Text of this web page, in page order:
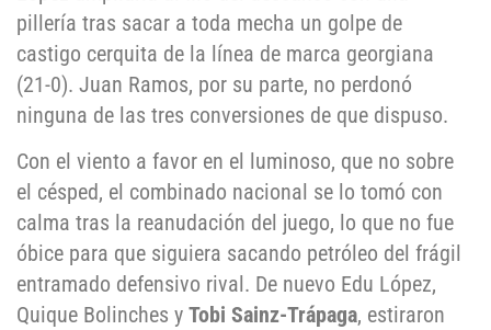
pillería tras sacar a toda mecha un golpe de
castigo cerquita de la línea de marca georgiana
(21-0). Juan Ramos, por su parte, no perdonó
ninguna de las tres conversiones de que dispuso.
Con el viento a favor en el luminoso, que no sobre
el césped, el combinado nacional se lo tomó con
calma tras la reanudación del juego, lo que no fue
óbice para que siguiera sacando petróleo del frágil
entramado defensivo rival. De nuevo Edu López,
Quique Bolinches y Tobi Sainz-Trápaga, estiraron